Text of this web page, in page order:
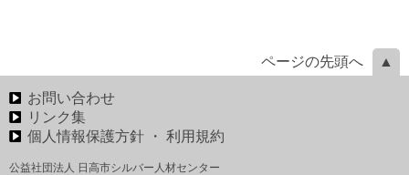
ページの先頭へ
お問い合わせ
リンク集
個人情報保護方針 ・ 利用規約
公益社団法人 日高市シルバー人材センター